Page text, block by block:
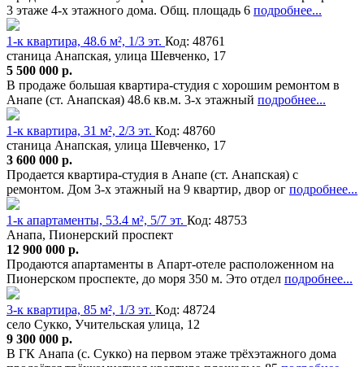
3 этаже 4-х этажного дома. Общ. площадь 6 подробнее...
1-к квартира, 48.6 м², 1/3 эт. Код: 48761
станица Анапская, улица Шевченко, 17
5 500 000 р.
В продаже большая квартира-студия с хорошим ремонтом в
Анапе (ст. Анапская) 48.6 кв.м. 3-х этажный подробнее...
1-к квартира, 31 м², 2/3 эт. Код: 48760
станица Анапская, улица Шевченко, 17
3 600 000 р.
Продается квартира-студия в Анапе (ст. Анапская) с
ремонтом. Дом 3-х этажный на 9 квартир, двор ог подробнее...
1-к апартаменты, 53.4 м², 5/7 эт. Код: 48753
Анапа, Пионерский проспект
12 900 000 р.
Продаются апартаменты в Апарт-отеле расположенном на
Пионерском проспекте, до моря 350 м. Это отдел подробнее...
3-к квартира, 85 м², 1/3 эт. Код: 48724
село Сукко, Учительская улица, 12
9 300 000 р.
В ГК Анапа (с. Сукко) на первом этаже трёхэтажного дома